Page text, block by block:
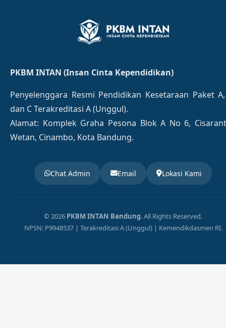
PKBM INTAN (Insan Cinta Kependidikan)
Penyelenggara Resmi Pendidikan Kesetaraan Paket
dan C Terakreditasi A (Unggul).
Alamat: Komplek Graha Pesona Blok A No 6,
Wetan, Cinambo, Kota Bandung.
Chat Admin Email Lokasi Kami
© 2026 PKBM INTAN Bandung. All Rights Reserved.
NPSN: P9948537 | Terakreditasi A (Unggul) | Kemendikdasmen RI.